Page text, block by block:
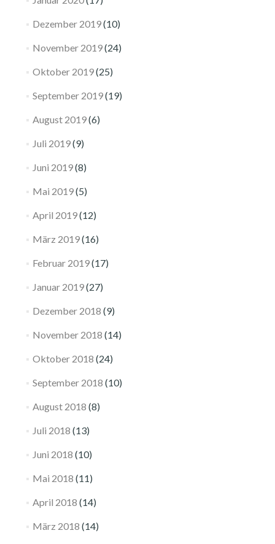
Dezember 2019(10)
November 2019(24)
Oktober 2019(25)
September 2019(19)
August 2019(6)
Juli 2019(9)
Juni 2019(8)
Mai 2019(5)
April 2019(12)
März 2019(16)
Februar 2019(17)
Januar 2019(27)
Dezember 2018 (9)
November 2018 (14)
Oktober 2018 (24)
September 2018 (10)
August 2018 (8)
Juli 2018 (13)
Juni 2018 (10)
Mai 2018 (11)
April 2018 (14)
März 2018 (14)